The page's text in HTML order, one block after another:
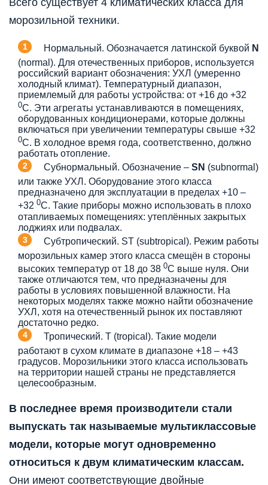
морозильной техники.
Нормальный. Обозначается латинской буквой N
(normal). Для отечественных приборов, используется
российский вариант обозначения: УХЛ (умеренно
холодный климат). Температурный диапазон,
приемлемый для работы устройства: от +16 до +32
0С. Эти агрегаты устанавливаются в помещениях,
оборудованных кондиционерами, которые должны
включаться при увеличении температуры свыше +32
0С. В холодное время года, соответственно, должно
работать отопление.
Субнормальный. Обозначение – SN (subnormal)
или также УХЛ. Оборудование этого класса
предназначено для эксплуатации в пределах +10 –
+32 0С. Такие приборы можно использовать в плохо
отапливаемых помещениях: утеплённых закрытых
лоджиях или подвалах.
Субтропический. ST (subtropical). Режим работы
морозильных камер этого класса смещён в стороны
высоких температур от 18 до 38 0С выше нуля. Они
также отличаются тем, что предназначены для
работы в условиях повышенной влажности. На
некоторых моделях также можно найти обозначение
УХЛ, хотя на отечественный рынок их поставляют
достаточно редко.
Тропический. T (tropical). Такие модели
работают в сухом климате в диапазоне +18 – +43
градусов. Морозильники этого класса использовать
на территории нашей страны не представляется
целесообразным.
В последнее время производители стали
выпускать так называемые мультиклассовые
модели, которые могут одновременно
относиться к двум климатическим классам.
Они имеют соответствующие двойные